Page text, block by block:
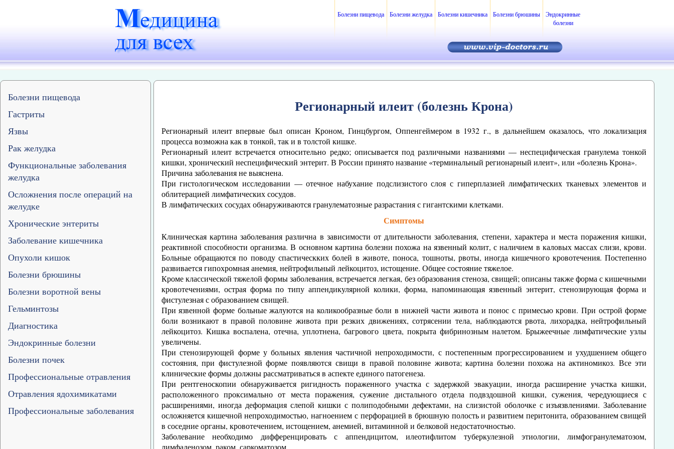
Эндокринные
болезни
Болезни брюшины
Болезни кишечника
Болезни желудка
Болезни пищевода
Болезни пищевода
Гастриты
Язвы
Рак желудка
Функциональные заболевания
желудка
Осложнения после операций на
желудке
Хронические энтериты
Заболевание кишечника
Опухоли кишок
Болезни брюшины
Болезни воротной вены
Гельминтозы
Диагностика
Эндокринные болезни
Болезни почек
Профессиональные отравления
Отравления ядохимикатами
Профессиональные заболевания
Регионарный илеит (болезнь Крона)
Регионарный илеит впервые был описан Кроном, Гинцбургом, Оппенгеймером в 1932 г., в дальнейшем оказалось, что локализация
процесса возможна как в тонкой, так и в толстой кишке.
Регионарный илеит встречается относительно редко; описывается под различными названиями — неспецифическая гранулема тонкой
кишки, хронический неспецифический энтерит. В России принято название «терминальный регионарный илеит», или «болезнь Крона».
Причина заболевания не выяснена.
При гистологическом исследовании — отечное набухание подслизистого слоя с гиперплазией лимфатических тканевых элементов и
облитерацией лимфатических сосудов.
В лимфатических сосудах обнаруживаются гранулематозные разрастания с гигантскими клетками.
Симптомы
Клиническая картина заболевания различна в зависимости от длительности заболевания, степени, характера и места поражения кишки,
реактивной способности организма. В основном картина болезни похожа на язвенный колит, с наличием в каловых массах слизи, крови.
Больные обращаются по поводу спастическких болей в животе, поноса, тошноты, рвоты, иногда кишечного кровотечения. Постепенно
развивается гипохромная анемия, нейтрофильный лейкоцитоз, истощение. Общее состояние тяжелое.
Кроме классической тяжелой формы заболевания, встречается легкая, без образования стеноза, свищей; описаны также форма с кишечными
кровотечениями, острая форма по типу аппендикулярной колики, форма, напоминающая язвенный энтерит, стенозирующая форма и
фистулезная с образованием свищей.
При язвенной форме больные жалуются на коликообразные боли в нижней части живота и понос с примесью крови. При острой форме
боли возникают в правой половине живота при резких движениях, сотрясении тела, наблюдаются рвота, лихорадка, нейтрофильный
лейкоцитоз. Кишка воспалена, отечна, уплотнена, багрового цвета, покрыта фибринозным налетом. Брыжеечные лимфатические узлы
увеличены.
При стенозирующей форме у больных явления частичной непроходимости, с постепенным прогрессированием и ухудшением общего
состояния, при фистулезной форме появляются свищи в правой половине живота; картина болезни похожа на актиномикоз. Все эти
клинические формы должны рассматриваться в аспекте единого патогенеза.
При рентгеноскопии обнаруживается ригидность пораженного участка с задержкой эвакуации, иногда расширение участка кишки,
расположенного проксимально от места поражения, сужение дистального отдела подвздошной кишки, сужения, чередующиеся с
расширениями, иногда деформация слепой кишки с полиподобными дефектами, на слизистой оболочке с изъязвлениями. Заболевание
осложняется кишечной непроходимостью, нагноением с перфорацией в брюшную полость и развитием перитонита, образованием свищей
в соседние органы, кровотечением, истощением, анемией, витаминной и белковой недостаточностью.
Заболевание необходимо дифференцировать с аппендицитом, илеотифлитом туберкулезной этиологии, лимфогранулематозом,
лимфаденозом, раком, саркоматозом.